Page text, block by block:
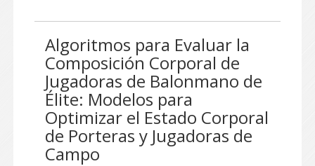
Algoritmos para Evaluar la
Composición Corporal de
Jugadoras de Balonmano de
Élite: Modelos para
Optimizar el Estado Corporal
de Porteras y Jugadoras de
Campo